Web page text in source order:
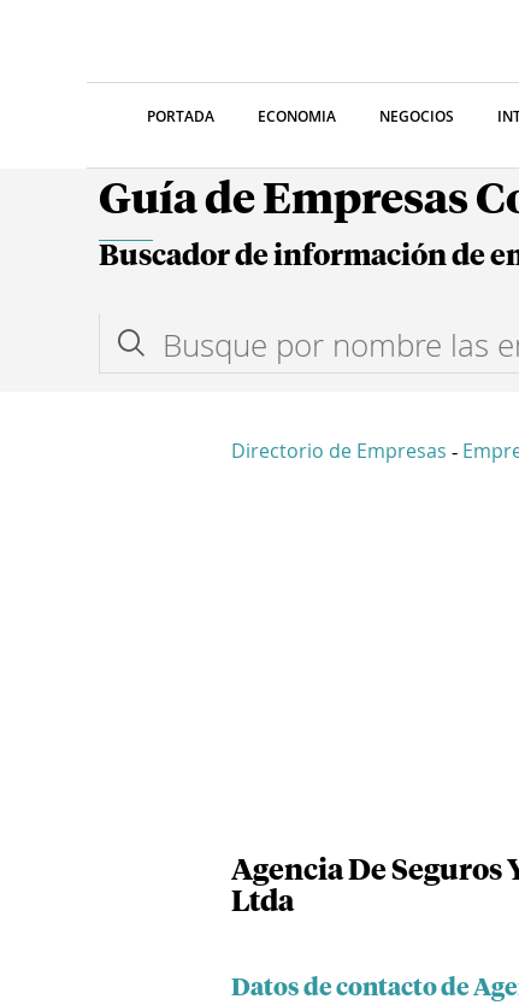
PORTADA ECONOMIA NEGOCIOS
Guía de Empresas
Buscador de información de
Directorio de Empresas -
Agencia De Seguros
Ltda
Datos de contacto de